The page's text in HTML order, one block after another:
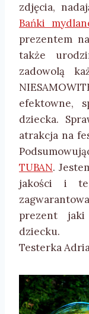
zdjęcia,
Bańki
prezentem
także
zadowolą
efektowne,
dziecka.
atrakcja na
TUBAN.
jakości i
prezent jaki
dziecku.
Testerka